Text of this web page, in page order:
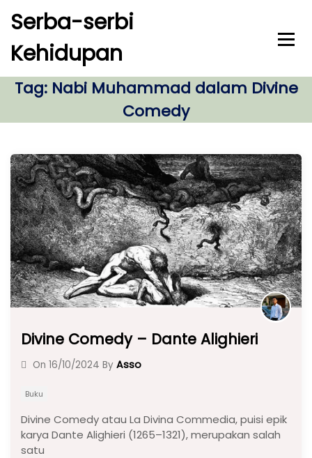
Serba-serbi
Kehidupan
Tag: Nabi Muhammad dalam Divine
Comedy
Divine Comedy – Dante Alighieri
On 16/10/2024 By Asso
Buku
Divine Comedy atau La Divina Commedia, puisi epik
karya Dante Alighieri (1265–1321), merupakan salah
satu